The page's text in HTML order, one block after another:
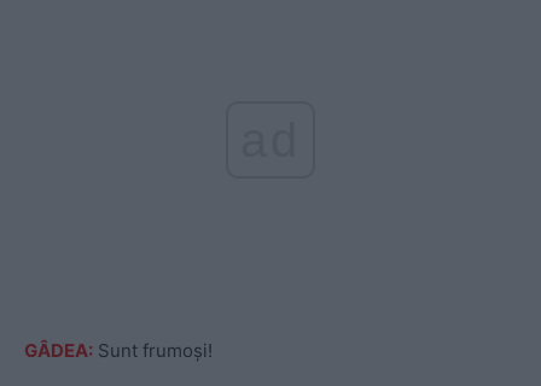
GÂDEA: Sunt frumoși!